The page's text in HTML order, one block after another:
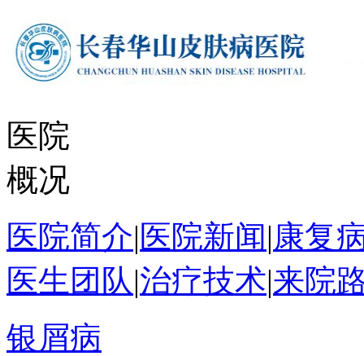
医院
概况
医院简介|医院新闻|康复
医生团队|治疗技术|来院
银屑病